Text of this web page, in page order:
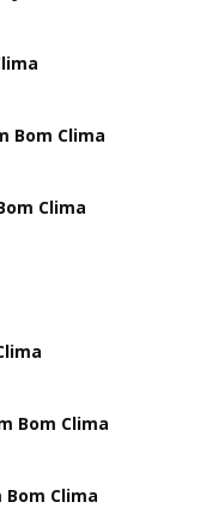
Bom Clima
Clima
Bom Clima
Clima